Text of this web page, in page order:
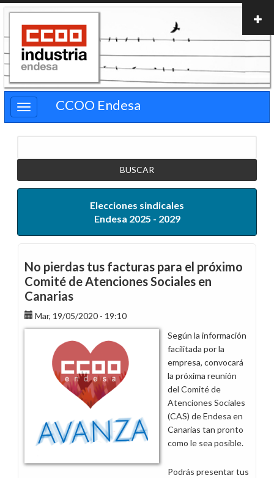
Pasar
contenido
principal
CCOO Endesa
Elecciones sindicales
Endesa 2025 - 2029
No pierdas tus facturas para el próximo
Comité de Atenciones Sociales en
Canarias
Mar, 19/05/2020 - 19:10
Según la información
facilitada por la
empresa, convocará
la próxima reunión
del Comité de
Atenciones Sociales
(CAS) de Endesa en
Canarias tan pronto
como le sea posible.
Podrás presentar tus